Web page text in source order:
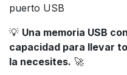
puerto USB
💡 Una memoria USB
capacidad para llevar
la necesites. 🚀